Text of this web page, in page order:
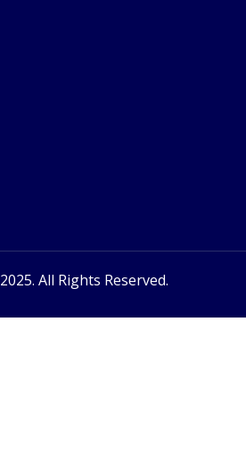
2025. All Rights Reserved.